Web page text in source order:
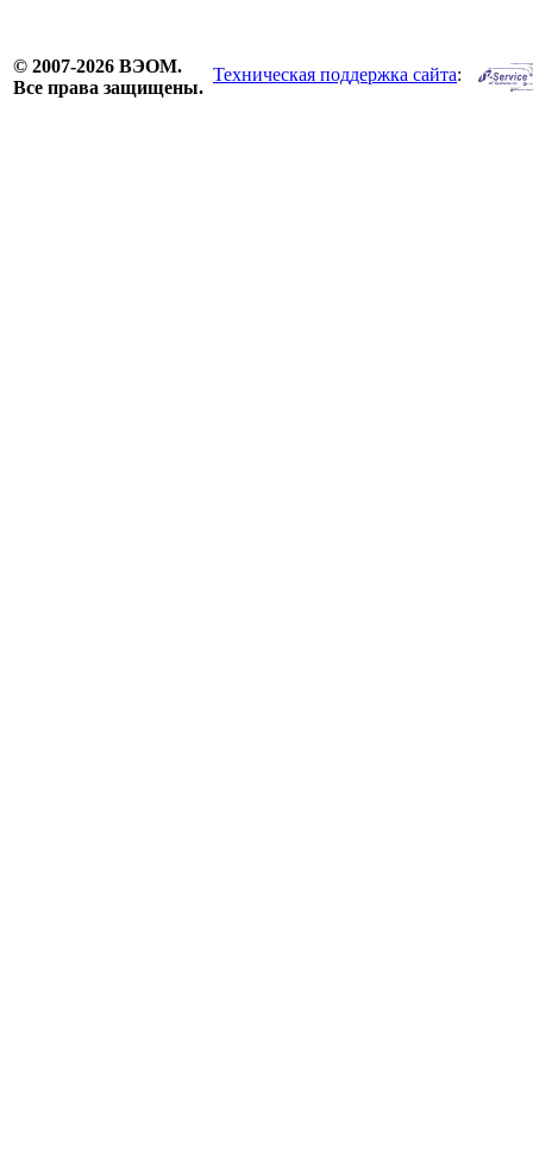
© 2007-2026 ВЭОМ.
Все права защищены.
Техническая поддержка сайта: